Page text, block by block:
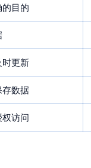
目的
时更新
存数据
访问